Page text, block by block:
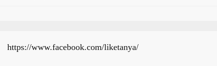
https://www.facebook.com/liketanya/